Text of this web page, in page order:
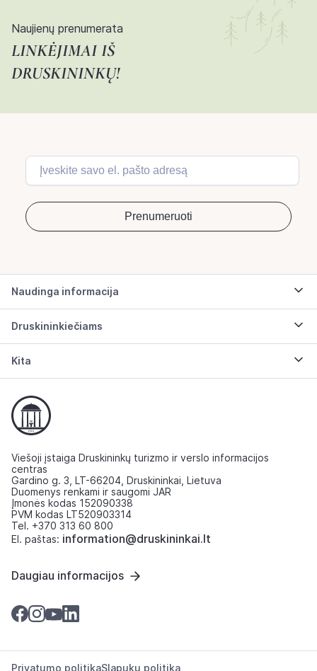
Naujienų prenumerata
LINKĖJIMAI IŠ
DRUSKININKŲ!
Naudinga informacija
Druskininkiečiams
Kita
Viešoji įstaiga Druskininkų turizmo ir verslo informacijos
centras
Gardino g. 3, LT-66204, Druskininkai, Lietuva
Duomenys renkami ir saugomi JAR
Įmonės kodas 152090338
PVM kodas LT520903314
Tel. +370 313 60 800
El. paštas: information@druskininkai.lt
Daugiau informacijos
Privatumo politikaSlapukų politika